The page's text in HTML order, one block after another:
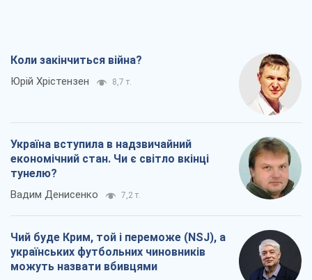
Коли закінчиться війна?
Юрій Хрістензен 8,7 т.
Україна вступила в надзвичайний
економічний стан. Чи є світло вкінці
тунелю?
Вадим Денисенко 7,2 т.
Чий буде Крим, той і переможе (NSJ), а
українських футбольних чиновників
можуть назвати вбивцями